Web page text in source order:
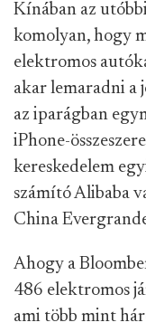
Kínában az
komolyan, hogy
elektromos
akar lemaradni a
az iparágban
iPhone-
kereskedelem
számító Alibaba
China
Ahogy a
486 elektromos
ami több mint